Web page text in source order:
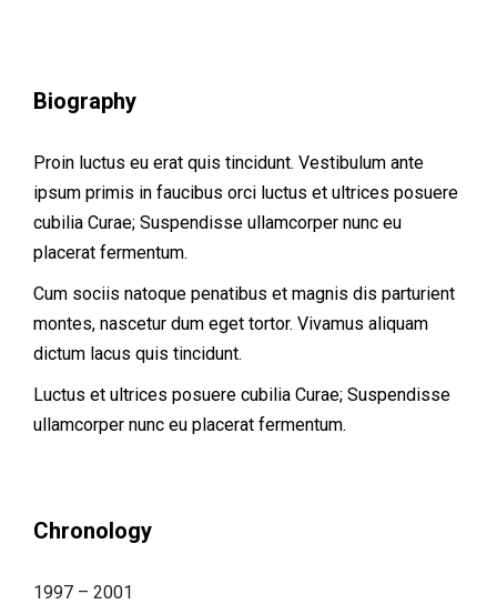
Biography
Proin luctus eu erat quis tincidunt. Vestibulum ante
ipsum primis in faucibus orci luctus et ultrices posuere
cubilia Curae; Suspendisse ullamcorper nunc eu
placerat fermentum.
Cum sociis natoque penatibus et magnis dis parturient
montes, nascetur dum eget tortor. Vivamus aliquam
dictum lacus quis tincidunt.
Luctus et ultrices posuere cubilia Curae; Suspendisse
ullamcorper nunc eu placerat fermentum.
Chronology
1997 – 2001